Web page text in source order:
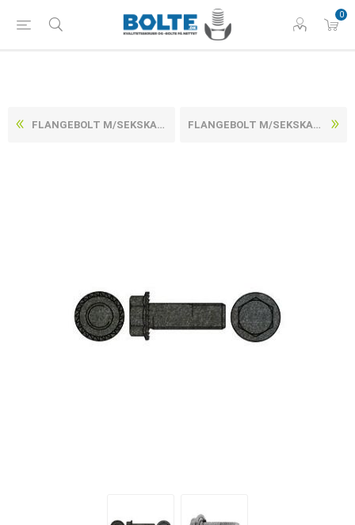
0
FLANGEBOLT M/SEKSKANTET HOVED UBEHANDLET HÆRDET STÅL KL. 90 M8X16 (200 STK) FLANGEBOLT M/SEKSKANTET HOVED UBEHANDLET HÆRDET STÅL KL. 90 M8X20 (200 STK)